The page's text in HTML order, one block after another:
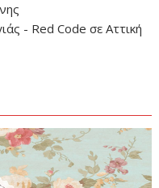
- Red Code σε Αττική